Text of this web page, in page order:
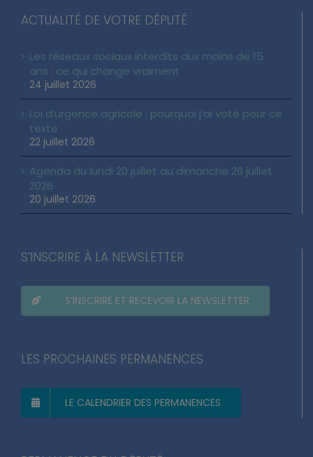
ACTUALITÉ DE VOTRE DÉPUTÉ
Les réseaux sociaux interdits aux moins de 15
ans : ce qui change vraiment
24 juillet 2026
Loi d’urgence agricole : pourquoi j’ai voté pour ce
texte
22 juillet 2026
Agenda du lundi 20 juillet au dimanche 26 juillet
2026
20 juillet 2026
S’INSCRIRE À LA NEWSLETTER
S’INSCRIRE ET RECEVOIR LA NEWSLETTER
LES PROCHAINES PERMANENCES
LE CALENDRIER DES PERMANENCES